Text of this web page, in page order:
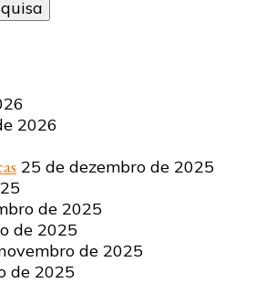
2026
25 de dezembro de 2025
de 2025
de 2025
de 2025
de 2025